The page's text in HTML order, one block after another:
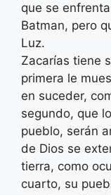
que se
Batman, pero
Luz.
Zacarías tiene
primera le
en suceder,
segundo, que
pueblo, serán
de Dios se
tierra, como
cuarto, su